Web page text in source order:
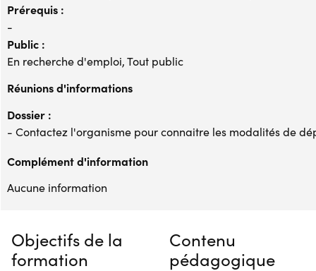
Prérequis :
-
Public :
En recherche d'emploi, Tout public
Réunions d'informations
Dossier :
- Contactez l'organisme pour connaitre les modalités de
Complément d'information
Aucune information
Objectifs de la
formation
Contenu
pédagogique